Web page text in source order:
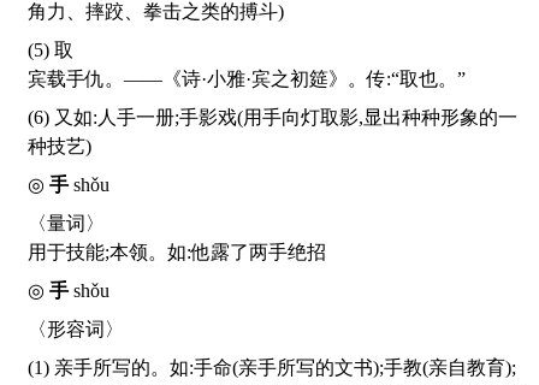
角力、摔跤、拳击之类的搏斗)
(5) 取
宾载手仇。——《诗·小雅·宾之初筵》。传:“取也。”
(6) 又如:人手一册;手影戏(用手向灯取影,显出种种形象的一
种技艺)
手 shǒu
〈量词〉
用于技能;本领。如:他露了两手绝招
手 shǒu
〈形容词〉
(1) 亲手所写的。如:手命(亲手所写的文书);手教(亲自教育);